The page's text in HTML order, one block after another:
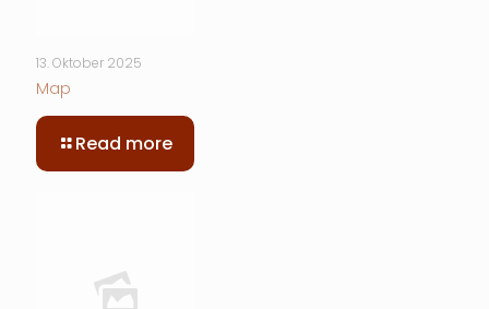
13. Oktober 2025
Map
Read more-
Map